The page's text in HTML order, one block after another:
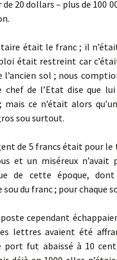
de 20 dollars – plus de 100
était le franc ; il
était restreint car
l’ancien sol ; nous
chef de l’Etat dise que
ce n’était alors
sou surtout.
de 5 francs était pour
et un miséreux
de cette époque,
sou du franc ; pour chaque
cependant
lettres avaient été
port fut abaissé à 10